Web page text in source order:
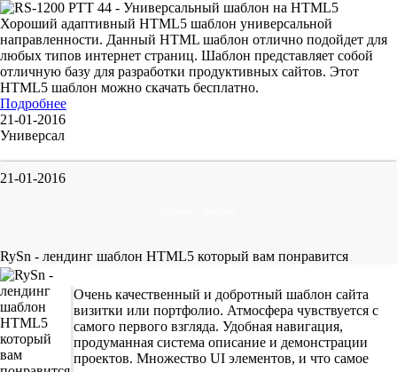
Хороший адаптивный HTML5 шаблон универсальной
направленности. Данный HTML шаблон отлично подойдет для
любых типов интернет страниц. Шаблон представляет собой
отличную базу для разработки продуктивных сайтов. Этот
HTML5 шаблон можно скачать бесплатно.
Подробнее
21-01-2016
Универсал
21-01-2016
RySn - лендинг шаблон HTML5 который вам понравится
Очень качественный и добротный шаблон сайта
визитки или портфолио. Атмосфера чувствуется с
самого первого взгляда. Удобная навигация,
продуманная система описание и демонстрации
проектов. Множество UI элементов, и что самое